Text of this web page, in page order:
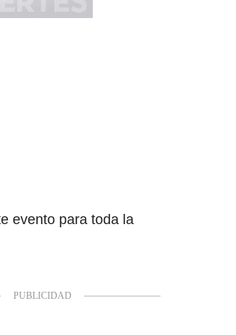
evento para toda la